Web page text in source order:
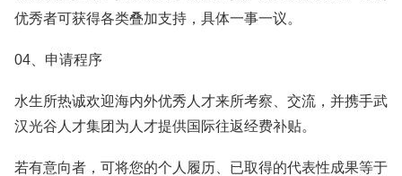
优秀者可获得各类叠加支持，具体一事一议。
04、申请程序
水生所热诚欢迎海内外优秀人才来所考察、交流，并携手武
汉光谷人才集团为人才提供国际往返经费补贴。
若有意向者，可将您的个人履历、已取得的代表性成果等于